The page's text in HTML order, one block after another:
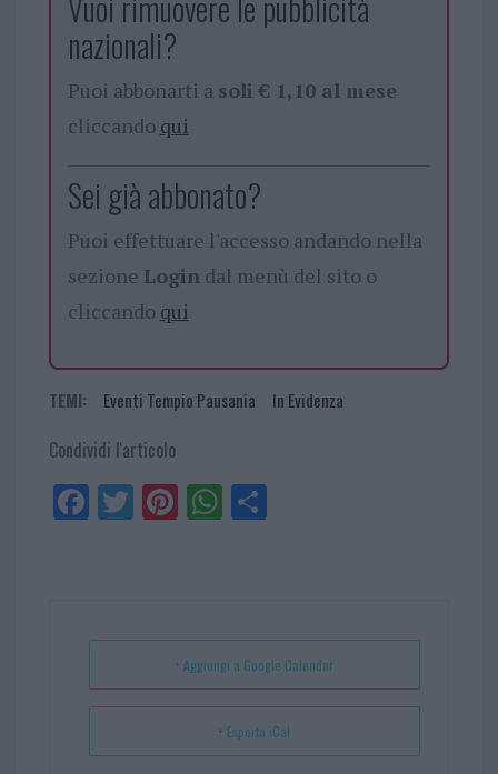
nazionali?
Puoi abbonarti a soli € 1,10 al mese
cliccando qui
Sei già abbonato?
Puoi effettuare l'accesso andando nella
sezione Logindal menù del sito o
cliccando qui
TEMI: Eventi Tempio Pausania In Evidenza
Condividi l'articolo
Fa
ce
Tw
itt
Pi
nt
t
W
ha
p
Sh
+ Aggiungi a Google Calendar
+ Esporta iCal